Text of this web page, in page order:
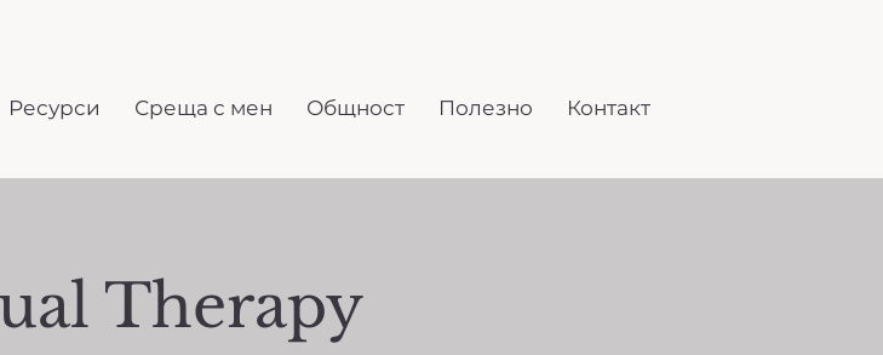
Ресурси Среща с мен Общност Полезно Контакт
Therapy